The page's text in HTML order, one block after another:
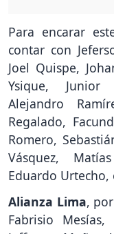
Para encarar
contar con
Joel Quispe,
Ysique, Junior
Alejandro
Regalado,
Romero,
Vásquez,
Eduardo
Alianza Lima,
Fabrisio